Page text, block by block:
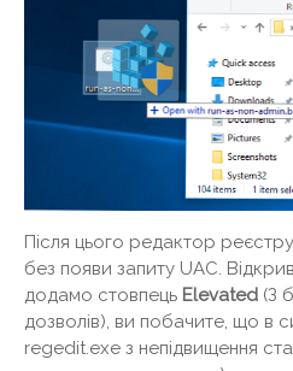
Після цього редактор
без появи запиту UAC.
додамо стовпець Elevated (З
дозволів), ви побачите, що в
regedit.exe з непідвищення